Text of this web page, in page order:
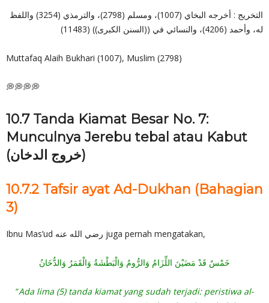
التخريج : أخرجه البخاي (1007)، ومسلم (2798)، والترمذي (3254) واللفظ
له، وأحمد (4206)، والنسائي في ((السنن الكبرى)) (11483)
Muttafaq Alaih Bukhari (1007), Muslim (2798)
💭💭💭💭
10.7 Tanda Kiamat Besar No. 7:
Munculnya Jerebu tebal atau Kabut
(خروج الدخان)
10.7.2 Tafsir ayat Ad-Dukhan (Bahagian
3)
Ibnu Mas’ud رضي الله عنه juga pernah mengatakan,
خَمْسٌ قَدْ مَضَيْنَ اللِّزَامُ وَالرُّومُ وَالْبَطْشَةُ وَالْقَمَرُ وَالدُّخَانُ
“Ada lima (5) tanda kiamat yang sudah terjadi: peristiwa al-